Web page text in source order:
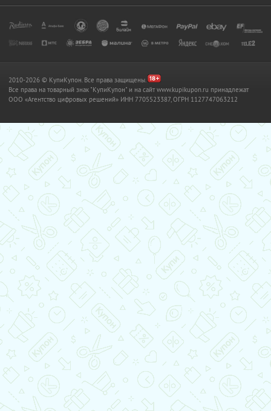
2010-2026 © КупиКупон. Все права защищены.
Все права на товарный знак "КупиКупон" и на сайт www.kupikupon.ru принадлежат
OOO «Агентство цифровых решений» ИНН 7705523387, ОГРН 1127747063212